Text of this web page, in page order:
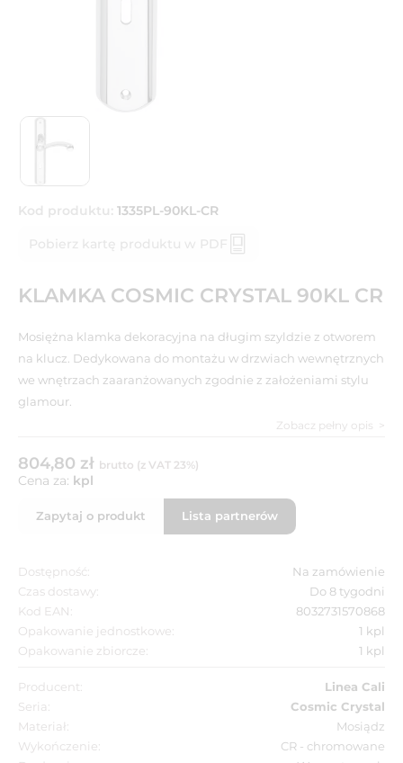
Kod produktu: 1335PL-90KL-CR
Pobierz kartę produktu w PDF
KLAMKA COSMIC CRYSTAL 90KL CR
Mosiężna klamka dekoracyjna na długim szyldzie z otworem
na klucz. Dedykowana do montażu w drzwiach wewnętrznych
we wnętrzach zaaranżowanych zgodnie z założeniami stylu
glamour.
Zobacz pełny opis
804,80 zł brutto (z VAT 23%)
Cena za: kpl
Zapytaj o produkt Lista partnerów
Dostępność:
Na zamówienie
Czas dostawy:
Do 8 tygodni
Kod EAN:
8032731570868
Opakowanie jednostkowe:
1 kpl
Opakowanie zbiorcze:
1 kpl
Producent:
Linea Cali
Seria:
Cosmic Crystal
Materiał:
Mosiądz
Wykończenie:
CR - chromowane